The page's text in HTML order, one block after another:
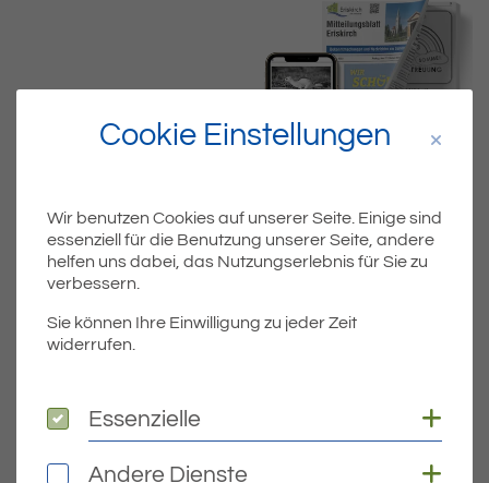
Dateiname
ERI_KW12_16_SEITEN.PDF
Dateigröße
Cookie Einstellungen
Wir benutzen Cookies auf unserer Seite. Einige sind
essenziell für die Benutzung unserer Seite, andere
helfen uns dabei, das Nutzungserlebnis für Sie zu
verbessern.
Sie können Ihre Einwilligung zu jeder Zeit
widerrufen.
Essenzielle
Essenzielle
Andere Dienste
Andere Dienste